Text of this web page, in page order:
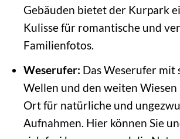
Gebäuden bietet der Kurpark
Kulisse für romantische und
Familienfotos.
Weserufer: Das Weserufer mit
Wellen und den weiten
Ort für natürliche und
Aufnahmen. Hier können Sie